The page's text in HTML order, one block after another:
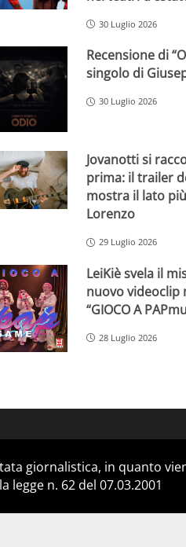
30 Luglio 2026
Recensione di
singolo di
30 Luglio 2026
Jovanotti si
prima: il trailer
mostra il lato
Lorenzo
29 Luglio 2026
LeiKiè svela il
nuovo videoclip
“GIOCO A
28 Luglio 2026
giornalistica, in quanto
n. 62 del 07.03.2001